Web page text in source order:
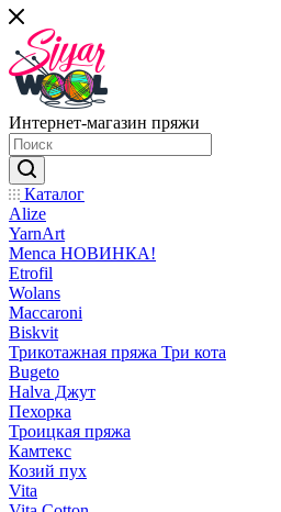
Интернет-магазин пряжи
Каталог
Alize
YarnArt
Menca НОВИНКА!
Etrofil
Wolans
Maccaroni
Biskvit
Трикотажная пряжа Три кота
Bugeto
Halva Джут
Пехорка
Троицкая пряжа
Камтекс
Козий пух
Vita